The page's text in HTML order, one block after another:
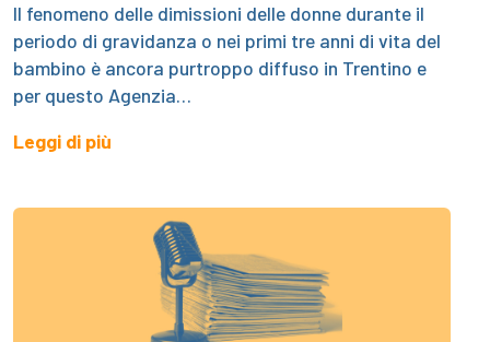
Il fenomeno delle dimissioni delle donne durante il
periodo di gravidanza o nei primi tre anni di vita del
bambino è ancora purtroppo diffuso in Trentino e
per questo Agenzia…
Leggi di più